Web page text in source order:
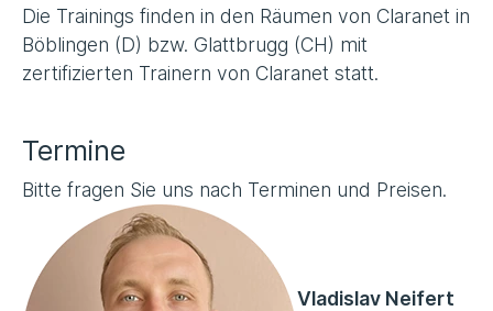
Die Trainings finden in den Räumen von Claranet in
Böblingen (D) bzw. Glattbrugg (CH) mit
zertifizierten Trainern von Claranet statt.
Termine
Bitte fragen Sie uns nach Terminen und Preisen.
Vladislav Neifert